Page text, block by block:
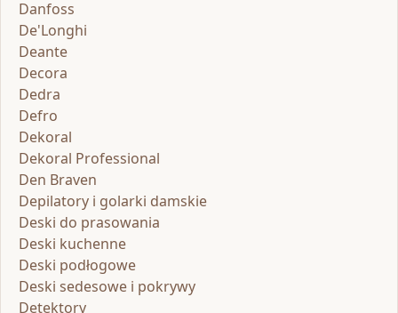
Danfoss
De'Longhi
Deante
Decora
Dedra
Defro
Dekoral
Dekoral Professional
Den Braven
Depilatory i golarki damskie
Deski do prasowania
Deski kuchenne
Deski podłogowe
Deski sedesowe i pokrywy
Detektory